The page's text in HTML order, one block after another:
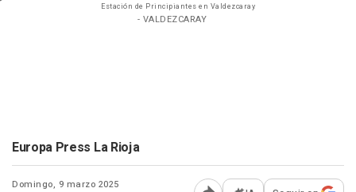
Estación de Principiantes en Valdezcaray
- VALDEZCARAY
Europa Press La Rioja
Domingo, 9 marzo 2025